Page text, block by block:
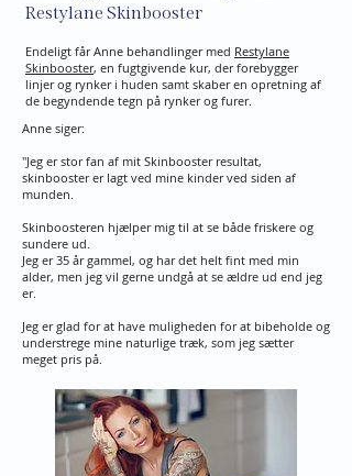
Restylane Skinbooster
Endeligt får Anne behandlinger med Restylane
Skinbooster, en fugtgivende kur, der forebygger
linjer og rynker i huden samt skaber en opretning af
de begyndende tegn på rynker og furer.
Anne siger:
"Jeg er stor fan af mit Skinbooster resultat,
skinbooster er lagt ved mine kinder ved siden af
munden.
Skinboosteren hjælper mig til at se både friskere og
sundere ud.
Jeg er 35 år gammel, og har det helt fint med min
alder, men jeg vil gerne undgå at se ældre ud end jeg
er.
Jeg er glad for at have muligheden for at bibeholde og
understrege mine naturlige træk, som jeg sætter
meget pris på.